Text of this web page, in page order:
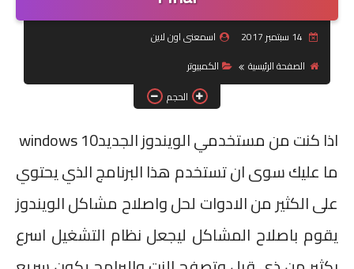
جرافيك
كورسات
مقالات
القسم الديني
العناية بالصحة
اسمعنى اون لاين
الصفحة الرئيسية
الكمبيوتر
الحجم
اذا كنت من مستخدمي الويندوز الجديدwindows 10
ما عليك سوى ان تستخدم هذا البرنامج الذي يحتوي
على الكثير من الادوات لحل واصلاح مشاكل الويندوز
يقوم باصلاح المشاكل ليجعل نظام التشغيل اسرع